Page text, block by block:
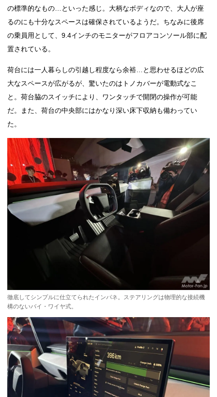
の標準的なもの…といった感じ。大柄なボディなので、大人が座
るのにも十分なスペースは確保されているようだ。ちなみに後席
の乗員用として、9.4インチのモニターがフロアコンソール部に配
置されている。
荷台には一人暮らしの引越し程度なら余裕…と思わせるほどの広
大なスペースが広がるが、驚いたのはトノカバーが電動式なこ
と。荷台脇のスイッチにより、ワンタッチで開閉の操作が可能
だ。また、荷台の中央部にはかなり深い床下収納も備わってい
た。
徹底してシンプルに仕立てられたインパネ。ステアリングは物理的な接続機
構のないバイ・ワイヤ式。